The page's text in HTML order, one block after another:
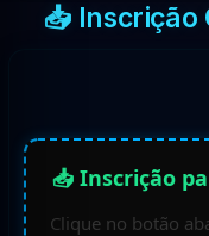
📥 Inscrição
📥 Inscrição
Clique no botão